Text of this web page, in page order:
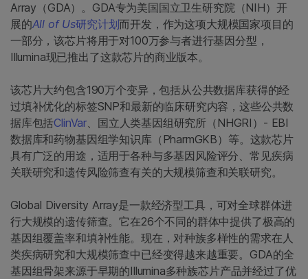
Array（GDA）。GDA专为美国国立卫生研究院（NIH）开
展的All of Us研究计划而开发，作为这项大规模国家项目的
一部分，该芯片将用于对100万参与者进行基因分型，
Illumina现已推出了这款芯片的商业版本。
该芯片大约包含190万个变异，包括从公共数据库获得的经
过填补优化的标签SNP和最新的临床研究内容，这些公共数
据库包括ClinVar、国立人类基因组研究所（NHGRI）- EBI
数据库和药物基因组学知识库（PharmGKB）等。这款芯片
具有广泛的用途，适用于各种与多基因风险评分、常见疾病
关联研究和遗传风险筛查有关的大规模筛查和关联研究。
Global Diversity Array是一款经济型工具，可对全球群体进
行大规模的遗传筛查。它在26个不同的群体中提供了极高的
基因组覆盖率和填补性能。现在，对种族多样性的需求在人
类疾病研究和大规模筛查中已经变得越来越重要。GDA的全
基因组骨架来源于早期的Illumina多种族芯片产品并经过了优